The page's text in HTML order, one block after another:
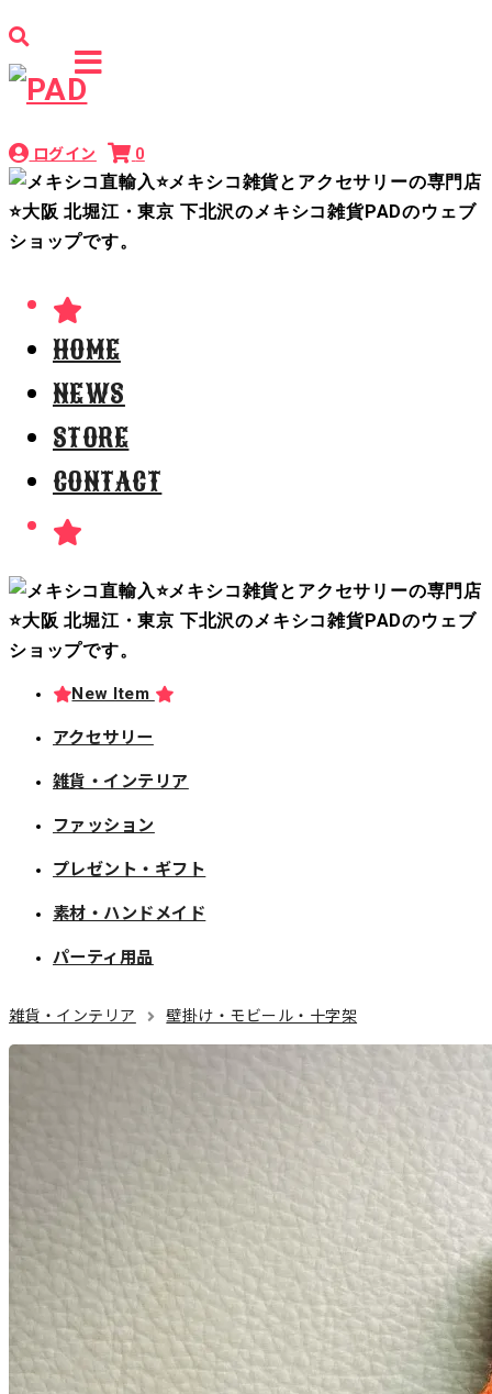
ログイン 0
HOME
NEWS
STORE
CONTACT
New Item
アクセサリー
雑貨・インテリア
ファッション
プレゼント・ギフト
素材・ハンドメイド
パーティ用品
雑貨・インテリア 壁掛け・モビール・十字架